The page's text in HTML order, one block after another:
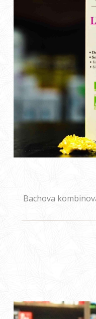
Bachova